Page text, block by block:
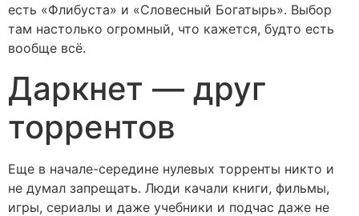
есть «Флибуста» и «Словесный Богатырь». Выбор
там настолько огромный, что кажется, будто есть
вообще всё.
Даркнет — друг
торрентов
Еще в начале-середине нулевых торренты никто и
не думал запрещать. Люди качали книги, фильмы,
игры, сериалы и даже учебники и подчас даже не